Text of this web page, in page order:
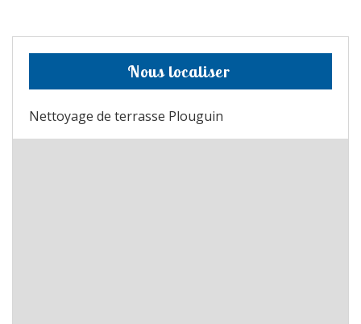
Nous localiser
Nettoyage de terrasse Plouguin